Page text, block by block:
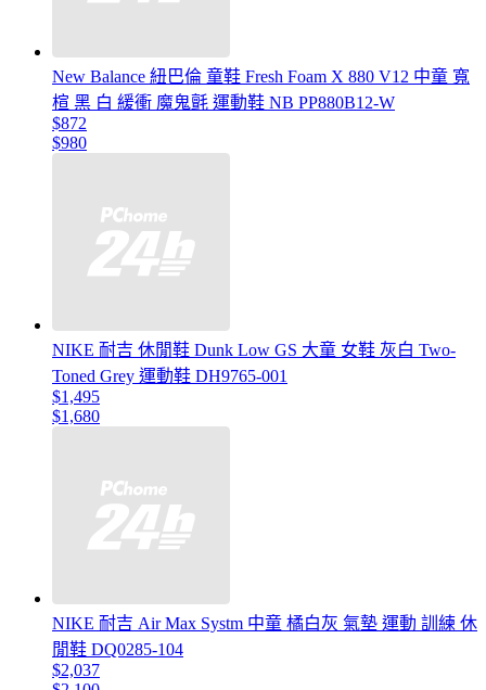
New Balance 紐巴倫 童鞋 Fresh Foam X 880 V12 中童 寬
楦 黑 白 緩衝 魔鬼氈 運動鞋 NB PP880B12-W
$872
$980
NIKE 耐吉 休閒鞋 Dunk Low GS 大童 女鞋 灰白 Two-
Toned Grey 運動鞋 DH9765-001
$1,495
$1,680
NIKE 耐吉 Air Max Systm 中童 橘白灰 氣墊 運動 訓練 休
閒鞋 DQ0285-104
$2,037